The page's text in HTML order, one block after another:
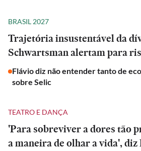
BRASIL 2027
Trajetória insustentável da
Schwartsman alertam para
Flávio diz não entender tanto de
sobre Selic
TEATRO E DANÇA
'Para sobreviver a dores tão
a maneira de olhar a vida',